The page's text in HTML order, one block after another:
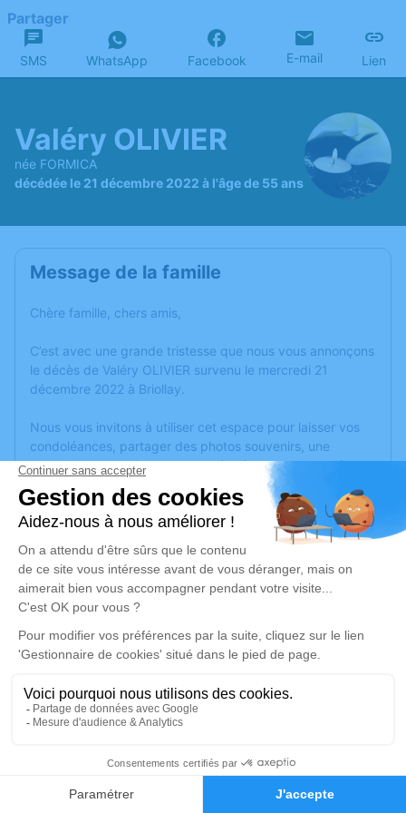
Faire-part Hommages
Partager
SMS WhatsApp Facebook E-mail Lien
Valéry OLIVIER
née FORMICA
décédée le 21 décembre 2022 à l'âge de 55 ans
Message de la famille
Chère famille, chers amis,
C’est avec une grande tristesse que nous vous annonçons
le décès de Valéry OLIVIER survenu le mercredi 21
décembre 2022 à Briollay.
Nous vous invitons à utiliser cet espace pour laisser vos
condoléances, partager des photos souvenirs, une
anecdote ou exprimer vos pensées à travers des poèmes
ou des textes. Cet endroit est un lieu d'expression dédié à
honorer la mémoire de Valéry OLIVIER.
Un service de plantation d’arbre hommage estdisponible
mardi 27 décembre 2022 à 14h30
Église de Briollay
ST MARCEL